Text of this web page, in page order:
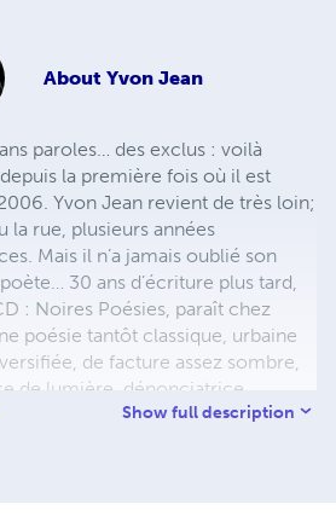
About Yvon Jean
paroles… des exclus : voilà
la première fois où il est
Yvon Jean revient de très loin;
la rue, plusieurs années
Mais il n’a jamais oublié son
30 ans d’écriture plus tard,
: Noires Poésies, paraît chez
poésie tantôt classique, urbaine
de facture assez sombre,
de lumière, dénonciatrice,
de ce monde. Il publie aussi
Show full description